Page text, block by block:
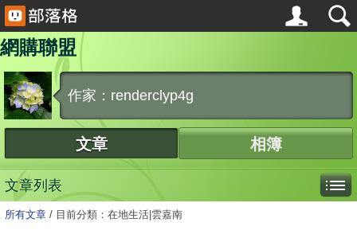
網購聯盟
作家：renderclyp4g
文章 相簿
文章列表
所有文章 / 目前分類：在地生活|雲嘉南